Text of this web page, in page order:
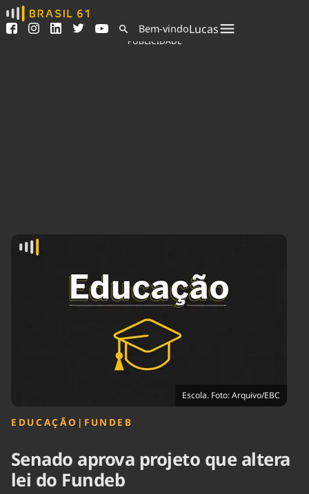
Ver todas as notícias
Podcasts
Indicadores
Agronegócios
Cultura
Economia
Educação
Infraestrutura
Internacional
Podcast
Política
Saúde
Bem-vindoLucas
PUBLICIDADE
Escola. Foto: Arquivo/EBC
EDUCAÇÃO | FUNDEB
Senado aprova projeto que altera
lei do Fundeb